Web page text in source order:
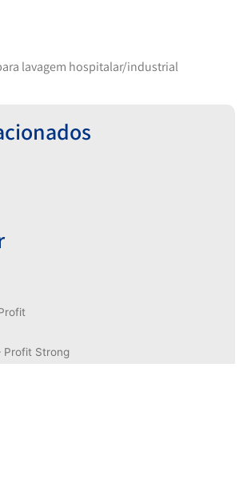
Profit Strong
lavagem hospitalar/industrial